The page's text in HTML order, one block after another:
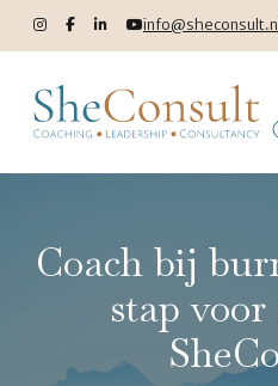
info@sheconsult.nl
Coach bij
stap